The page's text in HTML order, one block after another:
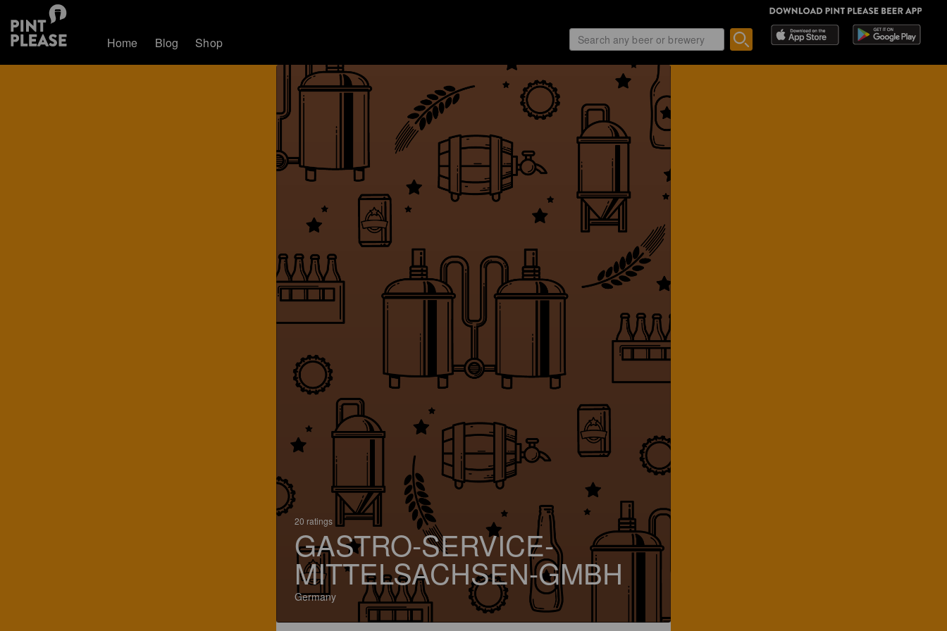
Home Blog Shop
20 ratings
GASTRO-SERVICE-
MITTELSACHSEN-GMBH
Germany